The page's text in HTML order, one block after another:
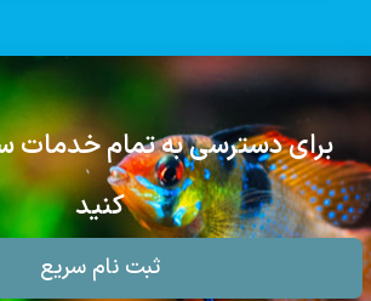
برای دسترسی به تمام خدمات
کنید
ثبت نام سریع